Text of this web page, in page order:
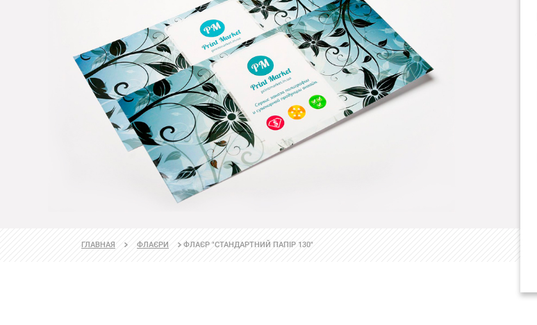
ГЛАВНАЯ ФЛАЄРИ ФЛАЄР "СТАНДАРТНИЙ ПАПІР 130"